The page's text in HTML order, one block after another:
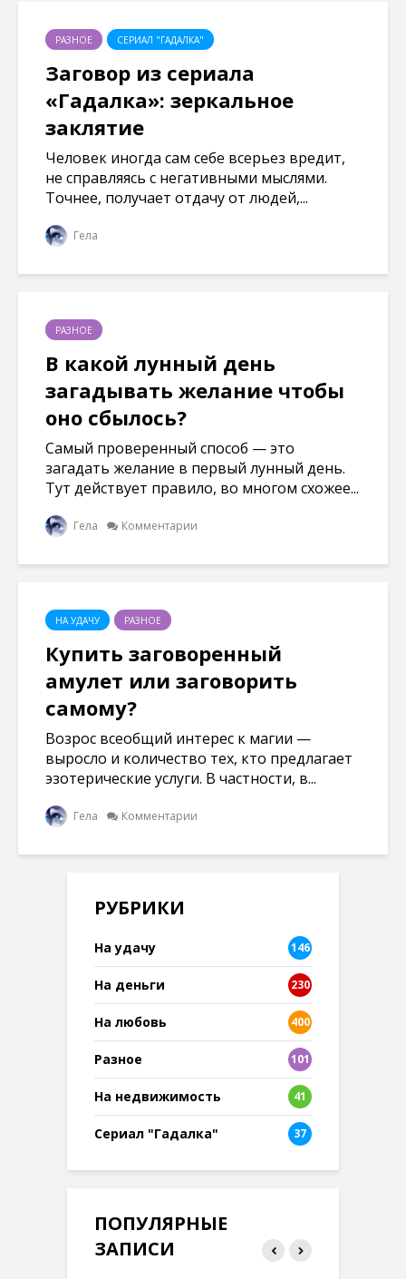
РАЗНОЕ СЕРИАЛ "ГАДАЛКА"
Заговор из сериала
«Гадалка»: зеркальное
заклятие
Человек иногда сам себе всерьез вредит,
не справляясь с негативными мыслями.
Точнее, получает отдачу от людей,...
Гела
РАЗНОЕ
В какой лунный день
загадывать желание чтобы
оно сбылось?
Самый проверенный способ — это
загадать желание в первый лунный день.
Тут действует правило, во многом схожее...
Гела Комментарии
НА УДАЧУ РАЗНОЕ
Купить заговоренный
амулет или заговорить
самому?
Возрос всеобщий интерес к магии —
выросло и количество тех, кто предлагает
эзотерические услуги. В частности, в...
Гела Комментарии
РУБРИКИ
На удачу 146
На деньги 230
На любовь 400
Разное
101
8
На недвижимость 41
Сериал "Гадалка" 37
ПОПУЛЯРНЫЕ
ЗАПИСИ